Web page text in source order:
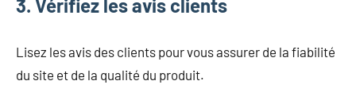
3. Vérifiez les avis clients
Lisez les avis des clients pour vous assurer de la fiabilité
du site et de la qualité du produit.